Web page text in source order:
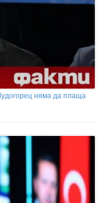
няма да плаща